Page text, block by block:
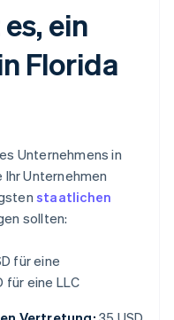
ein
Florida
Unternehmens in
Ihr Unternehmen
staatlichen
sollten:
für eine
für eine LLC